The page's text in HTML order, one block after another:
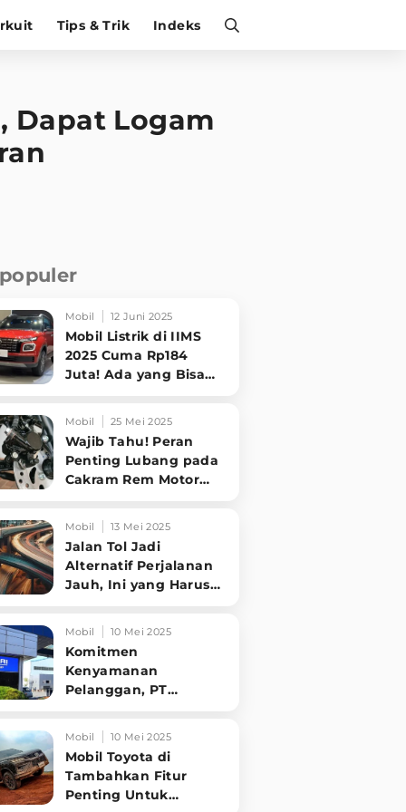
Tips & Trik Indeks
Dapat Logam
Mobil 12 Juni 2025
Mobil Listrik di IIMS
2025 Cuma Rp184
Juta! Ada yang Bisa
Tampilannya Gak
Main-ma
Mobil 25 Mei 2025
Wajib Tahu! Peran
Penting Lubang pada
Cakram Rem Motor
Berkendara
Mobil 13 Mei 2025
Jalan Tol Jadi
Alternatif Perjalanan
Jauh, Ini yang Harus
Pengendara
Mobil 10 Mei 2025
Komitmen
Kenyamanan
Pelanggan, PT
Indonesia Perbaharui
Software mobil
Mobil 10 Mei 2025
Mobil Toyota di
Tambahkan Fitur
Penting Untuk